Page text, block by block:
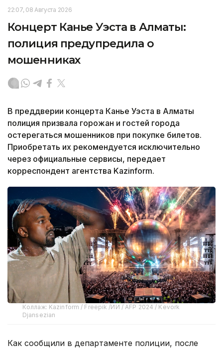
22:07, 08 Августа 2026
Концерт Канье Уэста в Алматы:
полиция предупредила о
мошенниках
В преддверии концерта Канье Уэста в Алматы
полиция призвала горожан и гостей города
остерегаться мошенников при покупке билетов.
Приобретать их рекомендуется исключительно
через официальные сервисы, передает
корреспондент агентства Kazinform.
Коллаж: Kazinform / Freepik /ИИ / AFP 2024 / Kevork
Djansezian
Как сообщили в департаменте полиции, после